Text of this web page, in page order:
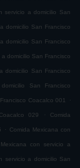
servicio a domicilio San
domicilio San Francisco
domicilio San Francisco
domicilio San Francisco
domicilio San Francisco
San Francisco
Coacalco 001 .
029 . Comida
. Comida Mexicana con
con servicio a
servicio a domicilio San